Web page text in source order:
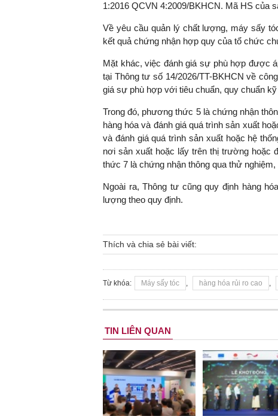
1:2016 QCVN 4:2009/BKHCN. Mã HS của
Về yêu cầu quản lý chất lượng, máy sấy
kết quả chứng nhận hợp quy của tổ chức
Mặt khác, việc đánh giá sự phù hợp được
tại Thông tư số 14/2026/TT-BKHCN về
giá sự phù hợp với tiêu chuẩn, quy chuẩn kỹ
Trong đó, phương thức 5 là chứng nhận
hàng hóa và đánh giá quá trình sản xuất
và đánh giá quá trình sản xuất hoặc hệ
nơi sản xuất hoặc lấy trên thị trường
thức 7 là chứng nhận thông qua thử
Ngoài ra, Thông tư cũng quy định hàng
lượng theo quy định.
Thích và chia sẻ bài viết:
Từ khóa: Máy sấy tóc , hàng hóa rủi ro cao ,
TIN LIÊN QUAN